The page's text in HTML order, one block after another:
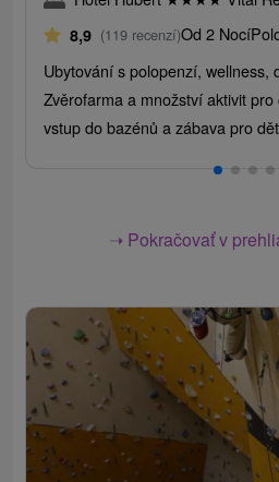
8,9 (119 recenzí)Od 2 Nocí
Ubytování s polopenzí, wellness,
Zvěrofarma a množství aktivit
vstup do bazénů a zábava pro
➝ Pokračovať v